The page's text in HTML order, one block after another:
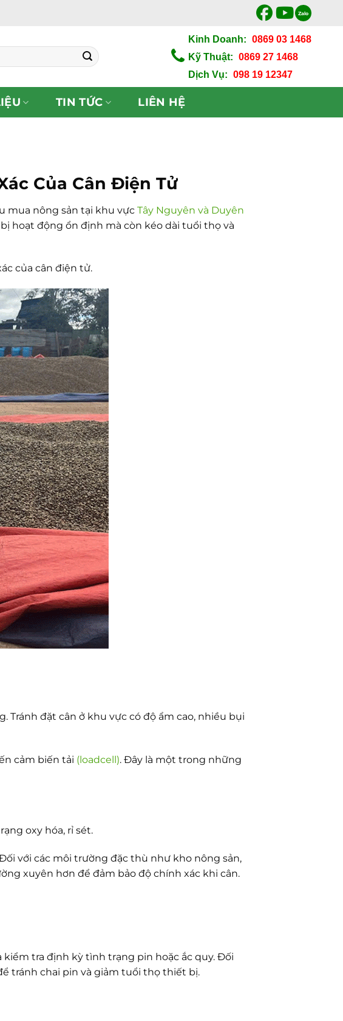
Zalo
Kinh Doanh: 0869 03 1468
Kỹ Thuật: 0869 27 1468
Dịch Vụ: 098 19 12347
TIN TỨC LIÊN HỆ
Của Cân Điện Tử
mua nông sản tại khu vực Tây Nguyên và Duyên
hoạt động ổn định mà còn kéo dài tuổi thọ và
của cân điện tử.
Tránh đặt cân ở khu vực có độ ẩm cao, nhiều bụi
cảm biến tải (loadcell). Đây là một trong những
oxy hóa, rỉ sét.
với các môi trường đặc thù như kho nông sản,
xuyên hơn để đảm bảo độ chính xác khi cân.
tra định kỳ tình trạng pin hoặc ắc quy. Đối
tránh chai pin và giảm tuổi thọ thiết bị.